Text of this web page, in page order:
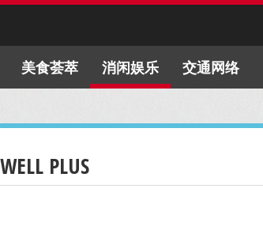
美食荟萃 消闲娱乐 交通网络
PLUS